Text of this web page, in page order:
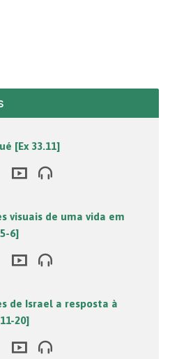
[Ex 33.11]
visuais de uma vida em
6]
de Israel a resposta à
20]